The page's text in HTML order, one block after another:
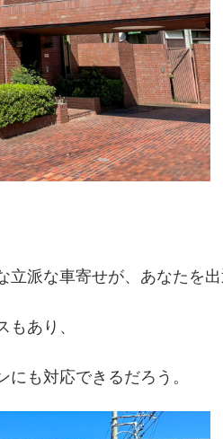
派な車寄せが、あなたを出
あり、
も対応できるだろう。